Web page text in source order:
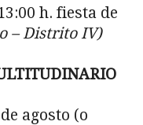
h. fiesta de
– Distrito IV)
agosto (o